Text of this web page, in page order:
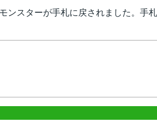
ンスターが手札に戻されました。手